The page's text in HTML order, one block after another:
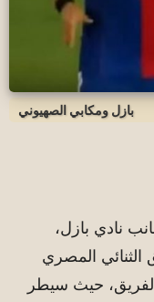
بازل ومكابي الصهيوني
نادي بازل،
الثنائي المصري
حيث سيطر